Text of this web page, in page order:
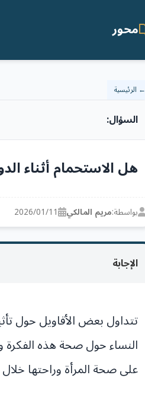
محور
← الرئيسية
السؤال:
هل الاستحمام أثناء
بواسطة:مريم المالكي 2026/01/11
الإجابة
تتداول بعض الأقاويل حول
النساء حول صحة هذه الفكرة
على صحة المرأة وراحتها